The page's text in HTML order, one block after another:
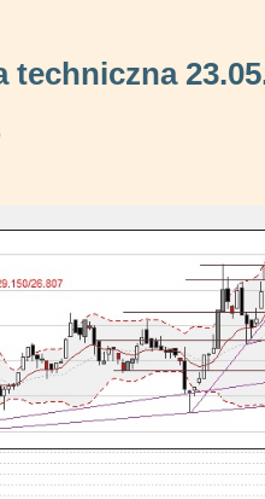
techniczna